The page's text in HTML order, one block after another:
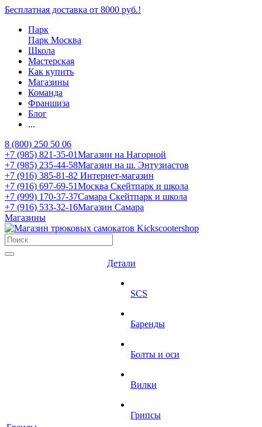
Бесплатная доставка от 8000 руб.!
Парк
Парк Москва
Школа
Мастерская
Как купить
Магазины
Команда
Франшиза
Блог
...
8 (800) 250 50 06
+7 (985) 821-35-01Магазин на Нагорной
+7 (985) 235-44-58Магазин на ш. Энтузиастов
+7 (916) 385-81-82 Интернет-магазин
+7 (916) 697-69-51Москва Скейтпарк и школа
+7 (999) 170-37-37Самара Скейтпарк и школа
+7 (916) 533-32-16Магазин Самара
Магазины
Детали
SCS
Баренды
Болты и оси
Вилки
Грипсы